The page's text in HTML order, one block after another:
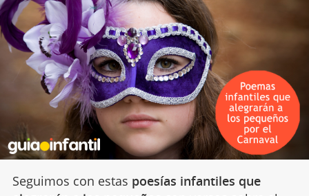
Seguimos con estas poesías infantiles que